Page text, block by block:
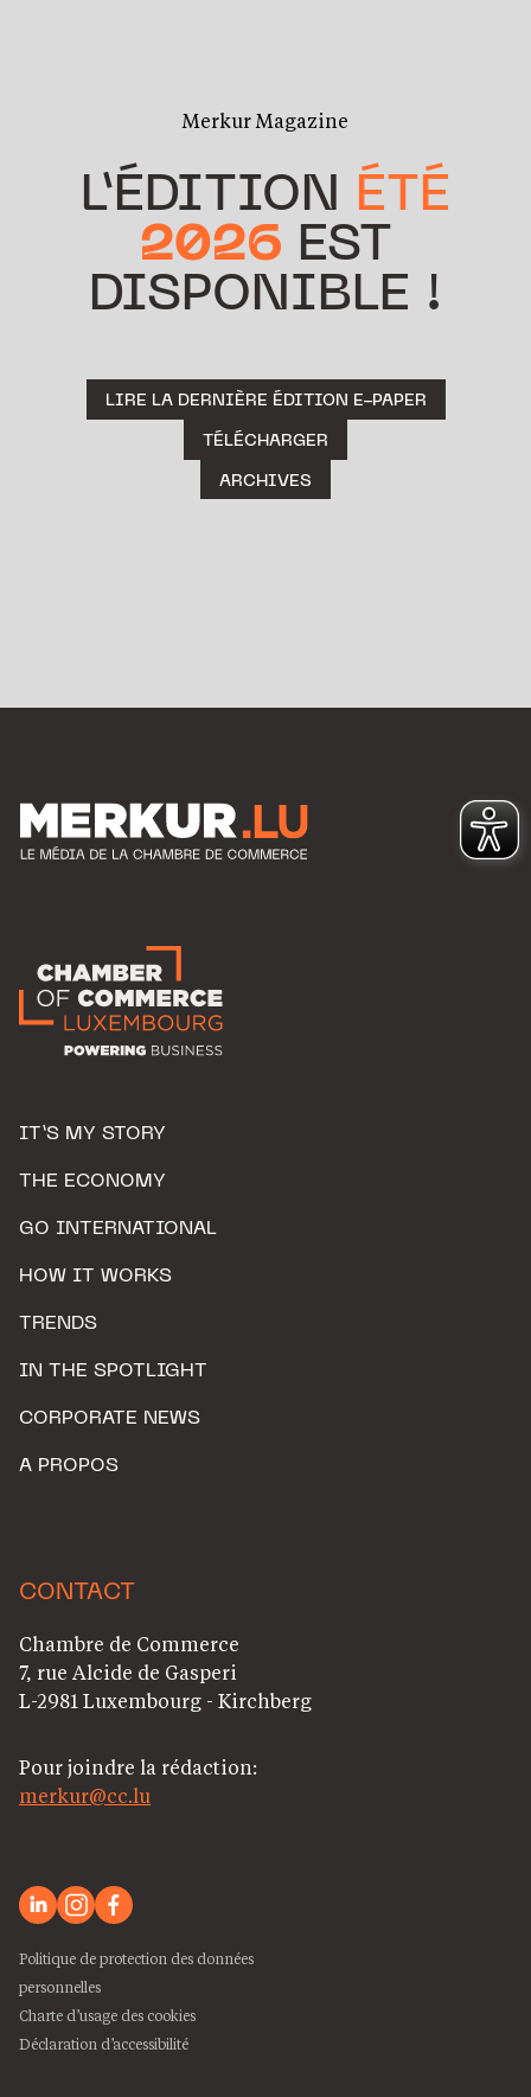
Merkur Magazine
L’ÉDITION ÉTÉ
2026 EST
DISPONIBLE !
LIRE LA DERNIÈRE ÉDITION E-PAPER
TÉLÉCHARGER
ARCHIVES
IT’S MY STORY
THE ECONOMY
GO INTERNATIONAL
HOW IT WORKS
TRENDS
IN THE SPOTLIGHT
CORPORATE NEWS
A PROPOS
CONTACT
Chambre de Commerce
7, rue Alcide de Gasperi
L-2981 Luxembourg - Kirchberg
Pour joindre la rédaction:
merkur@cc.lu
Politique de protection des données
personnelles
Charte d’usage des cookies
Déclaration d’accessibilité